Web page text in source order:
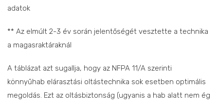
adatok
** Az elmúlt 2-3 év során jelentőségét vesztette a technika
a magasraktáraknál
A táblázat azt sugallja, hogy az NFPA 11/A szerinti
könnyűhab elárasztási oltástechnika sok esetben optimális
megoldás. Ezt az oltásbiztonság (ugyanis a hab alatt nem ég